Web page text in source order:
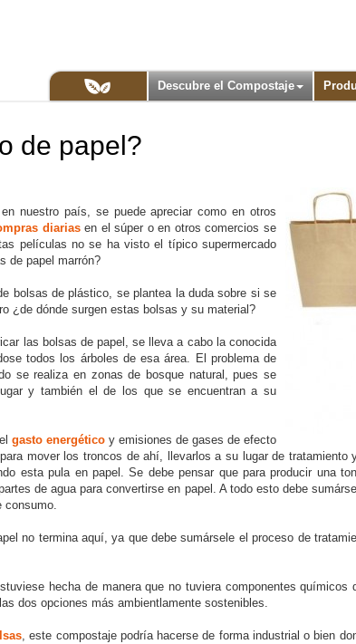
Descubre el Compostaje
de papel?
nuestro país, se puede apreciar como en otros
diariasen el súper o en otros comercios se
películas no se ha visto el típico supermercado
de papel marrón?
bolsas de plástico, se plantea la duda sobre si se
¿de dónde surgen estas bolsas y su material?
las bolsas de papel, se lleva a cabo la conocida
todos los árboles de esa área. El problema de
se realiza en zonas de bosque natural, pues se
y también el de los que se encuentran a su
gasto energéticoy emisiones de gases de efecto
mover los troncos de ahí, llevarlos a su lugar de
esta pula en papel. Se debe pensar que para producir una
de agua para convertirse en papel. A todo esto debe
consumo.
no termina aquí, ya que debe sumársele el proceso de
hecha de manera que no tuviera componentes
dos opciones más ambientlamente sostenibles.
, este compostaje podría hacerse de forma industrial o bien